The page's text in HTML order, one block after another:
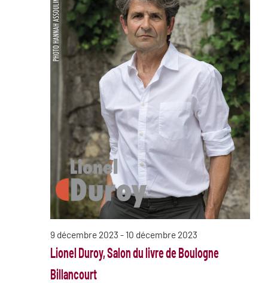
Lionel Duroy, Salon du livre de Boulogne
Billancourt
9 décembre 2023 - 10 décembre 2023